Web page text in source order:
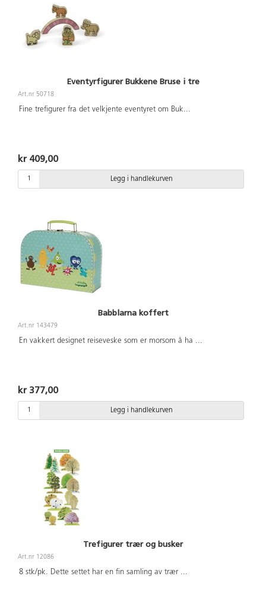
Eventyrfigurer Bukkene Bruse i tre
Art.nr 50718
Fine trefigurer fra det velkjente eventyret om Buk...
kr 409,00
Legg i handlekurven
Babblarna koffert
Art.nr 143479
En vakkert designet reiseveske som er morsom å ha ...
kr 377,00
Legg i handlekurven
Trefigurer trær og busker
Art.nr 12086
8 stk/pk. Dette settet har en fin samling av trær ...